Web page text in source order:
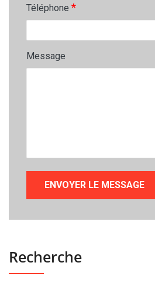
Téléphone *
Message
Recherche